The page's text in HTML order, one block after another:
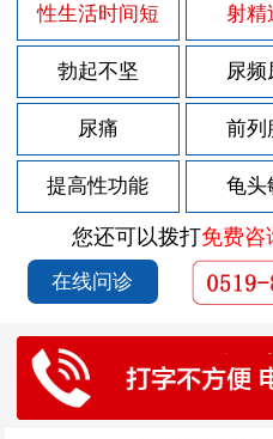
性生活时间短 射精
勃起不坚 尿频
尿痛 前列
提高性功能 龟头
您还可以拨打免费咨
在线问诊